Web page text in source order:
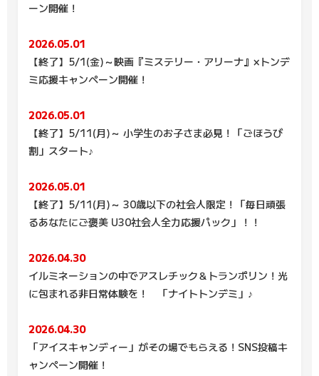
ーン開催！
2026.05.01
【終了】5/1(金)～映画『ミステリー・アリーナ』×トンデ
ミ応援キャンペーン開催！
2026.05.01
【終了】5/11(月)～ 小学生のお子さま必見！「ごほうび
割」スタート♪
2026.05.01
【終了】5/11(月)～ 30歳以下の社会人限定！「毎日頑張
るあなたにご褒美 U30社会人全力応援パック」！！
2026.04.30
イルミネーションの中でアスレチック＆トランポリン！光
に包まれる非日常体験を！ 「ナイトトンデミ」♪
2026.04.30
「アイスキャンディー」がその場でもらえる！SNS投稿キ
ャンペーン開催！